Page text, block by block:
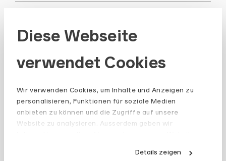
Diese Webseite
verwendet Cookies
Wir verwenden Cookies, um Inhalte und Anzeigen zu
personalisieren, Funktionen für soziale Medien
anbieten zu können und die Zugriffe auf unsere
Website zu analysieren. Ausserdem geben wir
Analysen weiter. Unsere Partner führen diese
Details zeigen